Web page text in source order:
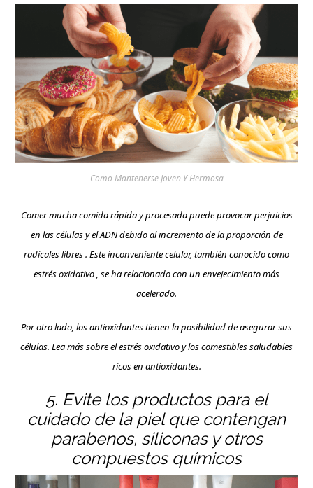
Como Mantenerse Joven Y Hermosa
Comer mucha comida rápida y procesada puede provocar perjuicios
en las células y el ADN debido al incremento de la proporción de
radicales libres . Este inconveniente celular, también conocido como
estrés oxidativo , se ha relacionado con un envejecimiento más
acelerado.
Por otro lado, los antioxidantes tienen la posibilidad de asegurar sus
células. Lea más sobre el estrés oxidativo y los comestibles saludables
ricos en antioxidantes.
5. Evite los productos para el
cuidado de la piel que contengan
parabenos, siliconas y otros
compuestos químicos